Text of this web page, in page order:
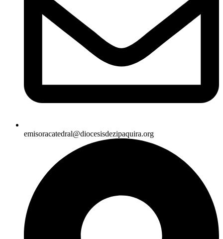
emisoracatedral@diocesisdezipaquira.org